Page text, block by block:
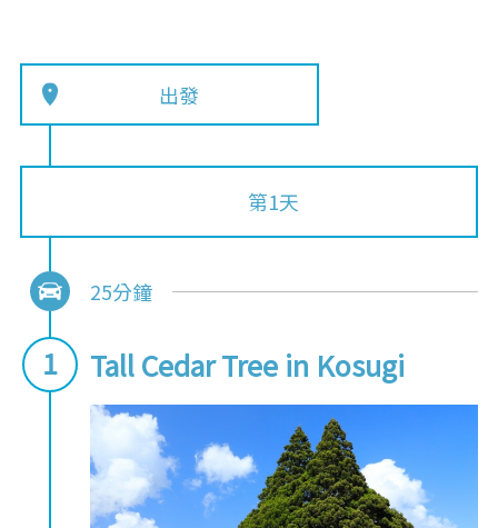
出發
第1天
25分鐘
Tall Cedar Tree in Kosugi